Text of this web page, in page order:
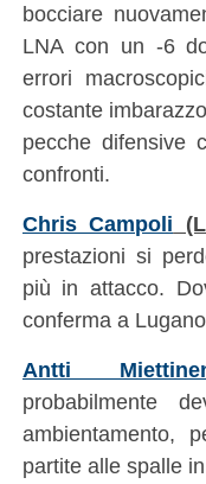
bocciare
LNA con un -6
errori
costante
pecche difensive
confronti.
Chris Campoli
prestazioni si
più in attacco.
conferma a
Antti
probabilmente
ambientamento,
partite alle spalle